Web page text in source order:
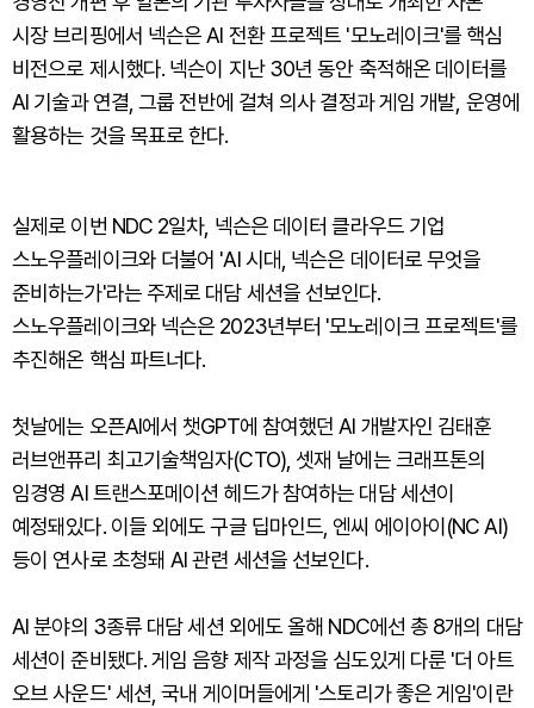
시장 브리핑에서 넥슨은 AI 전환 프로젝트 '모노레이크'를 핵심
비전으로 제시했다. 넥슨이 지난 30년 동안 축적해온 데이터를
AI 기술과 연결, 그룹 전반에 걸쳐 의사 결정과 게임 개발, 운영에
활용하는 것을 목표로 한다.
실제로 이번 NDC 2일차, 넥슨은 데이터 클라우드 기업
스노우플레이크와 더불어 'AI 시대, 넥슨은 데이터로 무엇을
준비하는가'라는 주제로 대담 세션을 선보인다.
스노우플레이크와 넥슨은 2023년부터 '모노레이크 프로젝트'를
추진해온 핵심 파트너다.
첫날에는 오픈AI에서 챗GPT에 참여했던 AI 개발자인 김태훈
러브앤퓨리 최고기술책임자(CTO), 셋재 날에는 크래프톤의
임경영 AI 트랜스포메이션 헤드가 참여하는 대담 세션이
예정돼있다. 이들 외에도 구글 딥마인드, 엔씨 에이아이(NC AI)
등이 연사로 초청돼 AI 관련 세션을 선보인다.
AI 분야의 3종류 대담 세션 외에도 올해 NDC에선 총 8개의 대담
세션이 준비됐다. 게임 음향 제작 과정을 심도있게 다룬 '더 아트
오브 사운드' 세션, 국내 게이머들에게 '스토리가 좋은 게임'이란